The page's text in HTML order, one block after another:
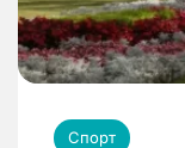
Спорт